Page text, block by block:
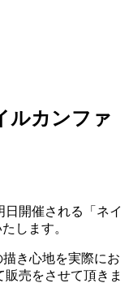
ルカンファ
開催される「ネイ
します。
描き心地を実際にお
売をさせて頂きま